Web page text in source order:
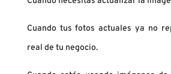
Cuando tus fotos actuales ya no
real de tu negocio.